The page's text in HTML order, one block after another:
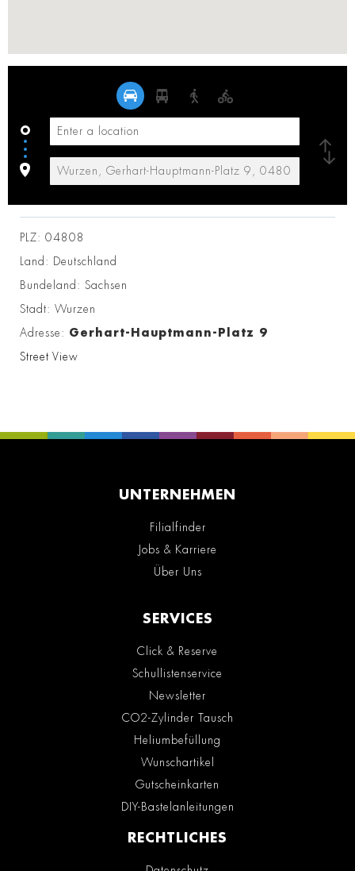
PLZ: 04808
Land: Deutschland
Bundeland: Sachsen
Stadt: Wurzen
Adresse: Gerhart-Hauptmann-Platz 9
Street View
UNTERNEHMEN
Filialfinder
Jobs & Karriere
Über Uns
SERVICES
Click & Reserve
Schullistenservice
Newsletter
CO2-Zylinder Tausch
Heliumbefüllung
Wunschartikel
Gutscheinkarten
DIY-Bastelanleitungen
RECHTLICHES